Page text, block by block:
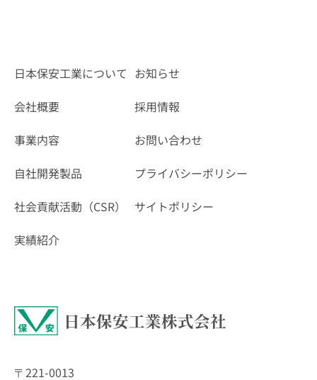
日本保安工業について
会社概要
事業内容
自社開発製品
社会貢献活動（CSR）
実績紹介
お知らせ
採用情報
お問い合わせ
プライバシーポリシー
サイトポリシー
日本保安工業株式会社
〒221-0013